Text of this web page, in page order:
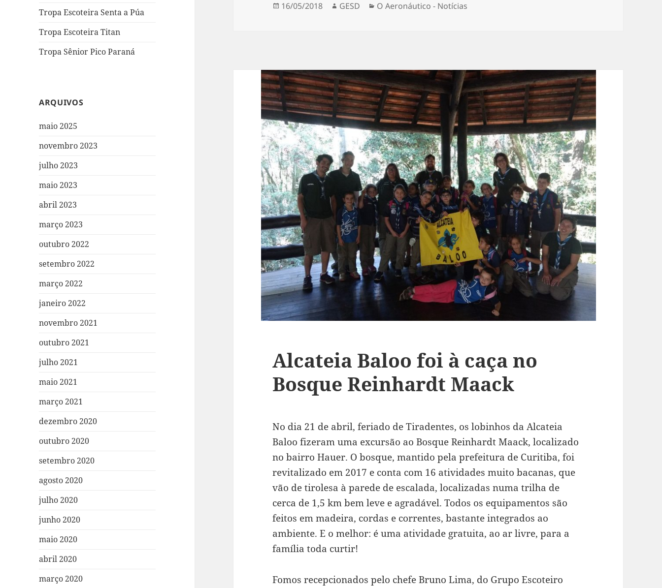
Tropa Escoteira Senta a Púa
Tropa Escoteira Titan
Tropa Sênior Pico Paraná
ARQUIVOS
maio 2025
novembro 2023
julho 2023
maio 2023
abril 2023
março 2023
outubro 2022
setembro 2022
março 2022
janeiro 2022
novembro 2021
outubro 2021
julho 2021
maio 2021
março 2021
dezembro 2020
outubro 2020
setembro 2020
agosto 2020
julho 2020
junho 2020
maio 2020
abril 2020
março 2020
Publicado
16/05/2018 Autor
GESD Categorias
O Aeronáutico - Notícias
Alcateia Baloo foi à caça no
Bosque Reinhardt Maack
No dia 21 de abril, feriado de Tiradentes, os lobinhos da Alcateia
Baloo fizeram uma excursão ao Bosque Reinhardt Maack, localizado
no bairro Hauer. O bosque, mantido pela prefeitura de Curitiba, foi
revitalizado em 2017 e conta com 16 atividades muito bacanas, que
vão de tirolesa à parede de escalada, localizadas numa trilha de
cerca de 1,5 km bem leve e agradável. Todos os equipamentos são
feitos em madeira, cordas e correntes, bastante integrados ao
ambiente. E o melhor: é uma atividade gratuita, ao ar livre, para a
família toda curtir!
Fomos recepcionados pelo chefe Bruno Lima, do Grupo Escoteiro